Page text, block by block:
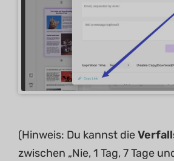
(Hinweis: Du kannst die
zwischen „Nie, 1 Tag, 7 Tage